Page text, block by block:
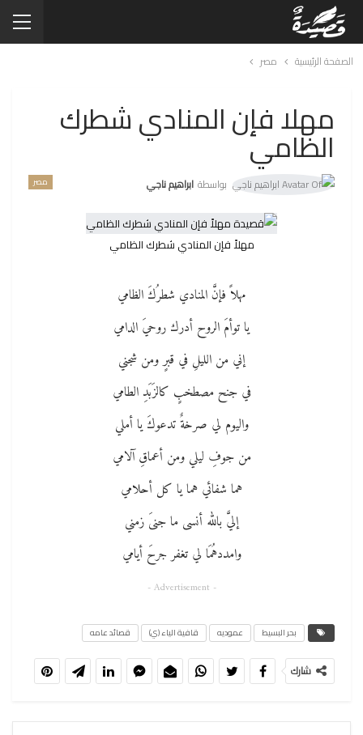
الصفحة الرئيسية مصر
مهلا فإن المنادي شطرك
الظامي
مصر بواسطة ابراهيم ناجي
مهلاً فإن المنادي شطرك الظامي
مهلاً فإنَّ المنادي شطرُكَ الظامي
يا توأمَ الروح أدرك روحيَ الدامي
إني من الليلِ في قبرٍ ومن شجني
في جنح مصطخبٍ كالزَبَدِ الطامي
واليوم لي صرخةٌ تدعوكَ يا أملي
من جوفِ ليلي ومن أعماقِ آلامي
هما شفائي هما يا كل أحلامي
إليَّ بالله أنسى ما جنىَ زمني
وامددهُمَا لي تغفر جرحَ أيامي
- Advertisement -
بحر البسيط عموديه قافية الياء (ي) قصائد عامه
شارك